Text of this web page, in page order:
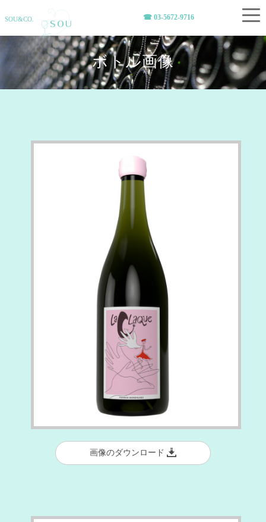
SOU&CO. ☎︎ 03-5672-9716
ボトル画像
画像のダウンロード